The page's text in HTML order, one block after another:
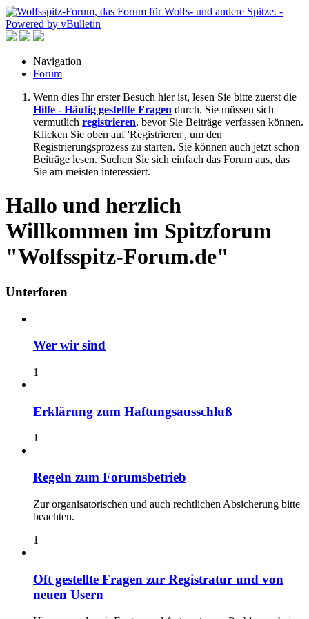
Navigation
Forum
Wenn dies Ihr erster Besuch hier ist, lesen Sie bitte zuerst die
Hilfe - Häufig gestellte Fragen durch. Sie müssen sich
vermutlich registrieren, bevor Sie Beiträge verfassen können.
Klicken Sie oben auf 'Registrieren', um den
Registrierungsprozess zu starten. Sie können auch jetzt schon
Beiträge lesen. Suchen Sie sich einfach das Forum aus, das
Sie am meisten interessiert.
Hallo und herzlich
Willkommen im Spitzforum
"Wolfsspitz-Forum.de"
Unterforen
Wer wir sind
1
Erklärung zum Haftungsausschluß
1
Regeln zum Forumsbetrieb
Zur organisatorischen und auch rechtlichen Absicherung bitte
beachten.
1
Oft gestellte Fragen zur Registratur und von
neuen Usern